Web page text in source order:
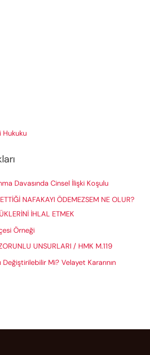
Hukuku
Davasında Cinsel İlişki Koşulu
NAFAKAYI ÖDEMEZSEM NE OLUR?
İHLAL ETMEK
Örneği
UNSURLARI / HMK M.119
Mi? Velayet Kararının